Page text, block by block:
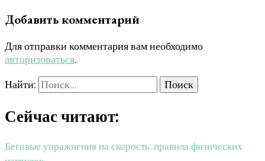
Добавить комментарий
Для отправки комментария вам необходимо
авторизоваться.
Найти:
Сейчас читают:
Беговые упражнения на скорость: правила физических